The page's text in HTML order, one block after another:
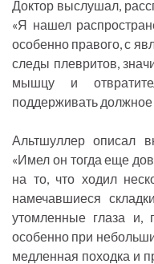
Доктор выслушал,
«Я нашел
особенно правого, с
следы плевритов,
мышцу и
поддерживать должное
Альтшуллер описал
«Имел он тогда еще
на то, что ходил
намечавшиеся
утомленные глаза и,
особенно при
медленная походка и